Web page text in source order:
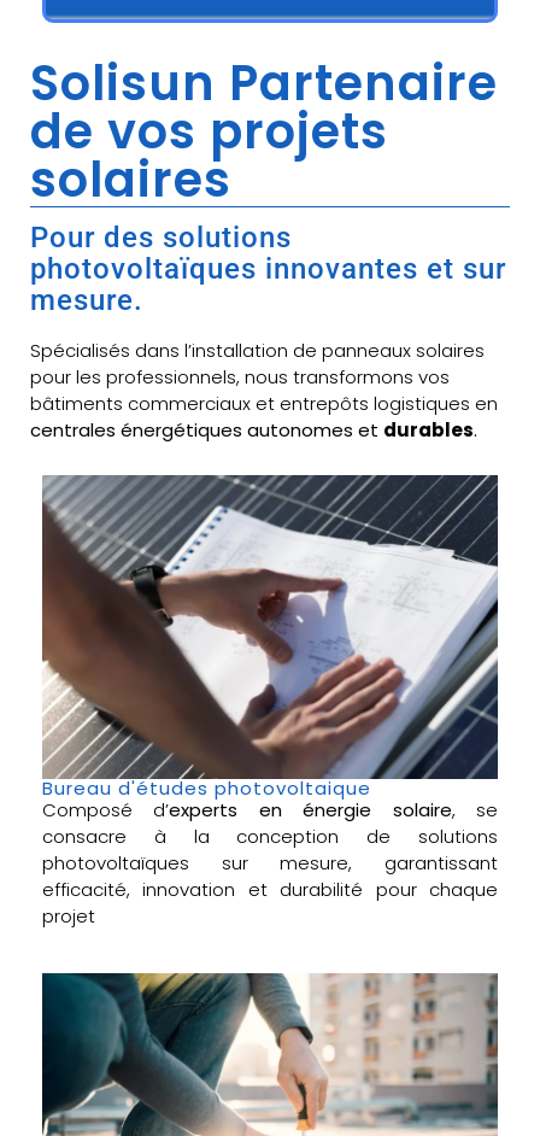
Solisun Partenaire
de vos projets
solaires
Pour des solutions
photovoltaïques innovantes et sur
mesure.
Spécialisés dans l’installation de panneaux solaires
pour les professionnels, nous transformons vos
bâtiments commerciaux et entrepôts logistiques en
centrales énergétiques autonomes et durables.
Bureau d'études photovoltaique
Composé d’experts en énergie solaire, se
consacre à la conception de solutions
photovoltaïques sur mesure, garantissant
efficacité, innovation et durabilité pour chaque
projet